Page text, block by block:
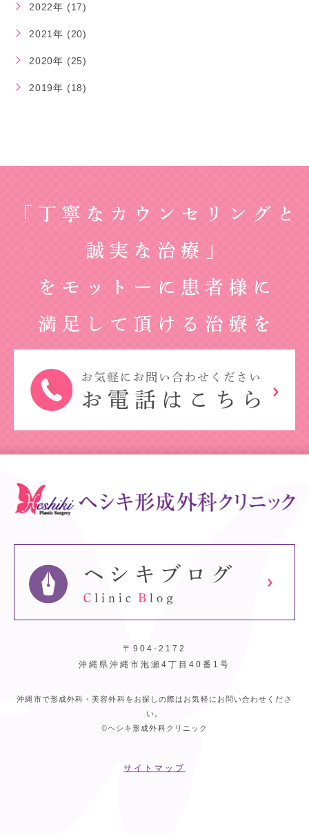
2022年 (17)
2021年 (20)
2020年 (25)
2019年 (18)
〒904-2172
沖縄県沖縄市泡瀬4丁目40番1号
沖縄市で形成外科・美容外科をお探しの際はお気軽にお問い合わせくださ
い。
©ヘシキ形成外科クリニック
サイトマップ